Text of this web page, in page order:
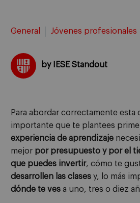
General Jóvenes profesionales
by IESE Standout
Para abordar correctamente esta
importante que te plantees
experiencia de aprendizaje
mejor por presupuesto y por el
que puedes invertir, cómo te
desarrollen las clases y, lo más
dónde te ves a uno, tres o diez